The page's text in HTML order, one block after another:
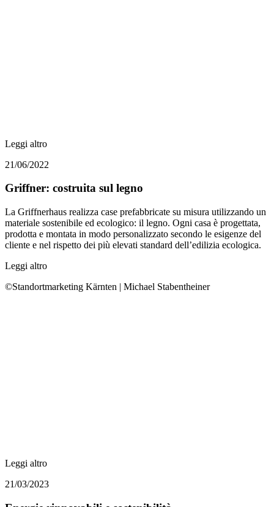
Leggi altro
21/06/2022
Griffner: costruita sul legno
La Griffnerhaus realizza case prefabbricate su misura utilizzando un
materiale sostenibile ed ecologico: il legno. Ogni casa è progettata,
prodotta e montata in modo personalizzato secondo le esigenze del
cliente e nel rispetto dei più elevati standard dell’edilizia ecologica.
Leggi altro
©Standortmarketing Kärnten | Michael Stabentheiner
Leggi altro
21/03/2023